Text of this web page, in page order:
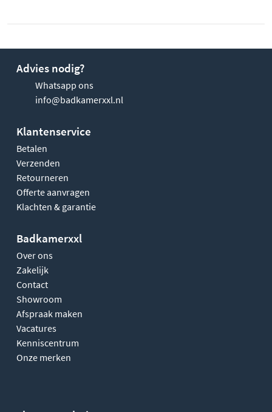
Advies nodig?
Whatsapp ons
info@badkamerxxl.nl
Klantenservice
Betalen
Verzenden
Retourneren
Offerte aanvragen
Klachten & garantie
Badkamerxxl
Over ons
Zakelijk
Contact
Showroom
Afspraak maken
Vacatures
Kenniscentrum
Onze merken